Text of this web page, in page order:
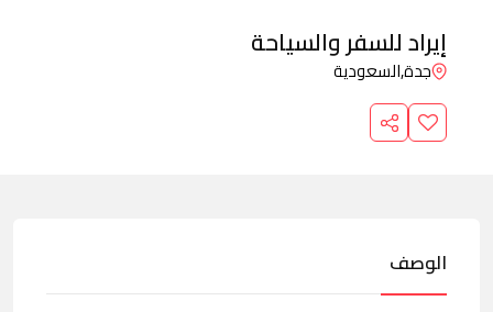
إيراد للسفر والسياحة
جدة,السعودية
الوصف